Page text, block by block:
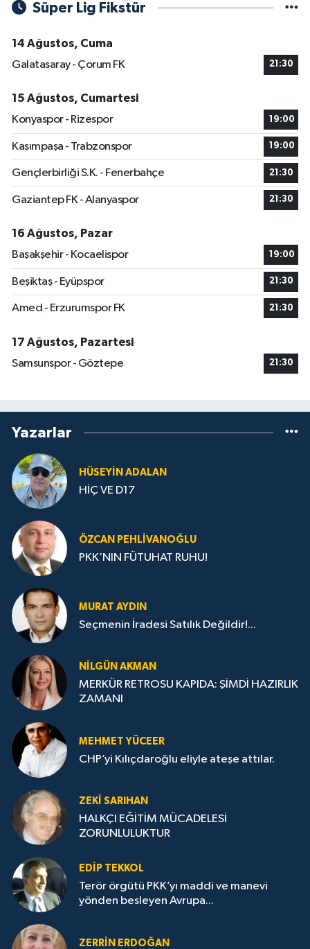
Süper Lig Fikstür
14 Ağustos, Cuma
Galatasaray - Çorum FK
21:30
15 Ağustos, Cumartesi
Konyaspor - Rizespor
19:00
Kasımpaşa - Trabzonspor 19:00
Gençlerbirliği S.K. - Fenerbahçe 21:30
Gaziantep FK - Alanyaspor 21:30
16 Ağustos, Pazar
Başakşehir - Kocaelispor
19:00
Beşiktaş - Eyüpspor 21:30
Amed - Erzurumspor FK 21:30
17 Ağustos, Pazartesi
Samsunspor - Göztepe
21:30
Yazarlar
HÜSEYIN ADALAN
HİÇ VE D17
ÖZCAN PEHLIVANOĞLU
PKK’NIN FÜTUHAT RUHU!
MURAT AYDIN
Seçmenin İradesi Satılık Değildir!...
NILGÜN AKMAN
MERKÜR RETROSU KAPIDA: ŞİMDİ HAZIRLIK
ZAMANI
MEHMET YÜCEER
CHP’yi Kılıçdaroğlu eliyle ateşe attılar.
ZEKI SARIHAN
HALKÇI EĞİTİM MÜCADELESİ
ZORUNLULUKTUR
EDIP TEKKOL
Terör örgütü PKK’yı maddi ve manevi
yönden besleyen Avrupa...
ZERRIN ERDOĞAN